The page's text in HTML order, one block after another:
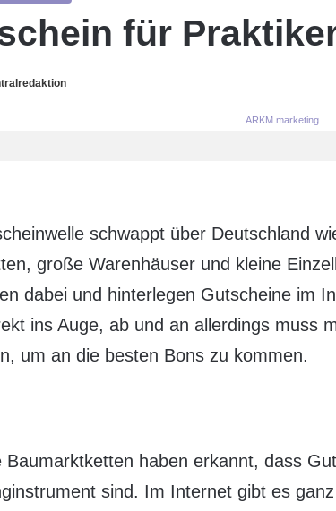
für
ARKM.marketing
schwappt über Deutschland
große Warenhäuser und kleine
dabei und hinterlegen Gutscheine im
ins Auge, ab und an allerdings muss
um an die besten Bons zu kommen.
Baumarktketten haben erkannt, dass
sind. Im Internet gibt es